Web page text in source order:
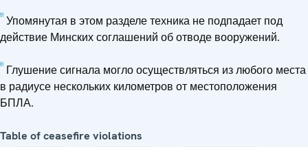
[5]Упомянутая в этом разделе техника не подпадает под
действие Минских соглашений об отводе вооружений.
[6]Глушение сигнала могло осуществляться из любого места
в радиусе нескольких километров от местоположения
БПЛА.
Table of ceasefire violations